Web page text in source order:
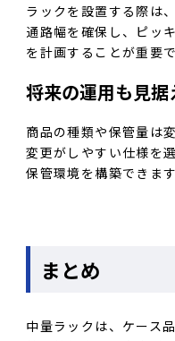
ラックを設置する際は
通路幅を確保し、ピッ
を計画することが重要で
将来の運用も見据
商品の種類や保管量は
変更がしやすい仕様を
保管環境を構築できます
まとめ
中量ラックは、ケース